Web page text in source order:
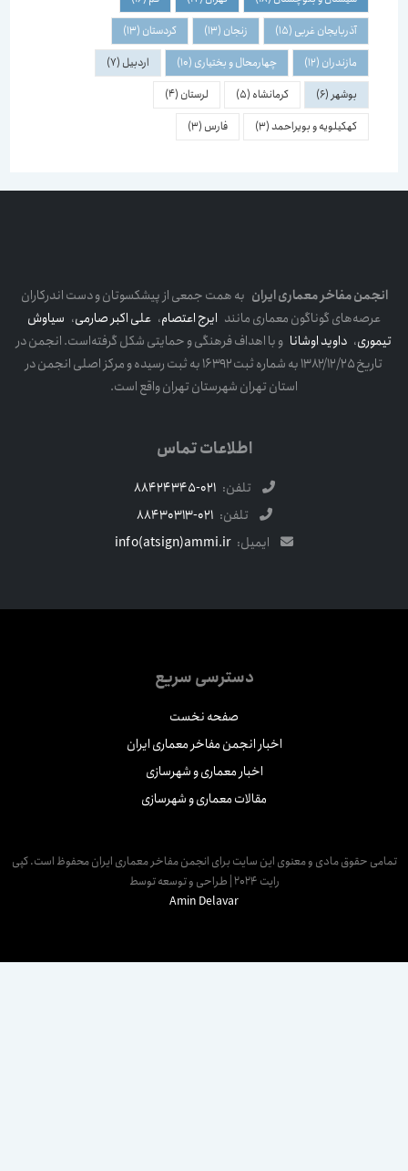
آذربایجان غربی(15) زنجان(13) کردستان(13)
مازندران(12) چهارمحال و بختیاری(10) اردبیل(7)
بوشهر(6) کرمانشاه(5) لرستان(4)
کهکیلویه و بویراحمد(3) فارس(3)
انجمن مفاخر معماری ایرانبه همت جمعی از پیشکسوتان و دست اندرکاران
عرصه‌های گوناگون معماری مانندایرج اعتصام،علی اکبر صارمی،سیاوش
تیموری،داوید اوشاناو با اهداف فرهنگی و حمایتی شکل گرفته‌است. انجمن در
تاریخ ۱۳۸۲/۱۲/۲۵ به شماره ثبت ۱۶۳۹۲ به ثبت رسیده و مرکز اصلی انجمن در
استان تهران شهرستان تهران واقع است.
اطلاعات تماس
تلفن: 021-88424345
تلفن: 021-88430313
ایمیل: info(atsign)ammi.ir
دسترسی سریع
صفحه نخست
اخبار انجمن مفاخر معماری ایران
اخبار معماری و شهرسازی
مقالات معماری و شهرسازی
حقوق مادی و معنوی این سایت برای انجمن مفاخر معماری ایران محفوظ است. کپی
رایت 2024 | طراحی و توسعه توسط
Amin Delavar